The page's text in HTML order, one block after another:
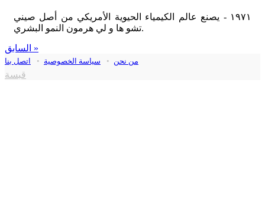
١٩٧١ - يصنع عالم الكيمياء الحيوية الأمريكي من أصل صيني
تشو ها و لي هرمون النمو البشري.
السابق »
من نحن • سياسة الخصوصية • اتصل بنا
قبسة